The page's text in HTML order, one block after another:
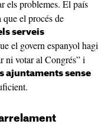
els problemes. El país
que el procés de
serveis
el govern espanyol hagi
ni votar al Congrés” i
ajuntaments sense